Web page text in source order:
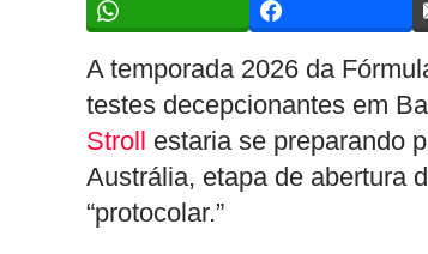
A temporada 2026 da
testes decepcionantes em
Stroll estaria se preparando
Austrália, etapa de abertura
“protocolar.”